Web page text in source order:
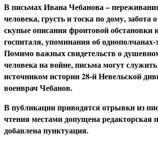
В письмах Ивана Чебанова –
человека, грусть и тоска по дому, забота
скупые описания фронтовой обстановки
госпиталя, упоминания об однополчанах-
Помимо важных свидетельств о
человека на войне, письма могут
источником истории 28-й Невельской
военврач Чебанов.
В публикации приводятся отрывки из
чтения местами допущена редакторская
добавлена пунктуация.